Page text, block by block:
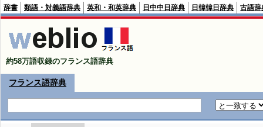
辞書 類語・対義語辞典 英和・和英辞典 日中中日辞典 日韓韓日辞典 古語辞
約58万語収録のフランス語辞典
フランス語辞典